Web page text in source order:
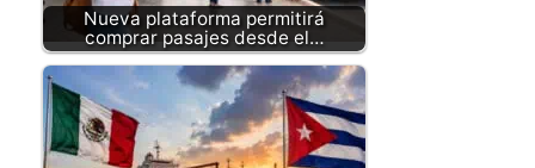
Nueva plataforma permitirá
comprar pasajes desde el…